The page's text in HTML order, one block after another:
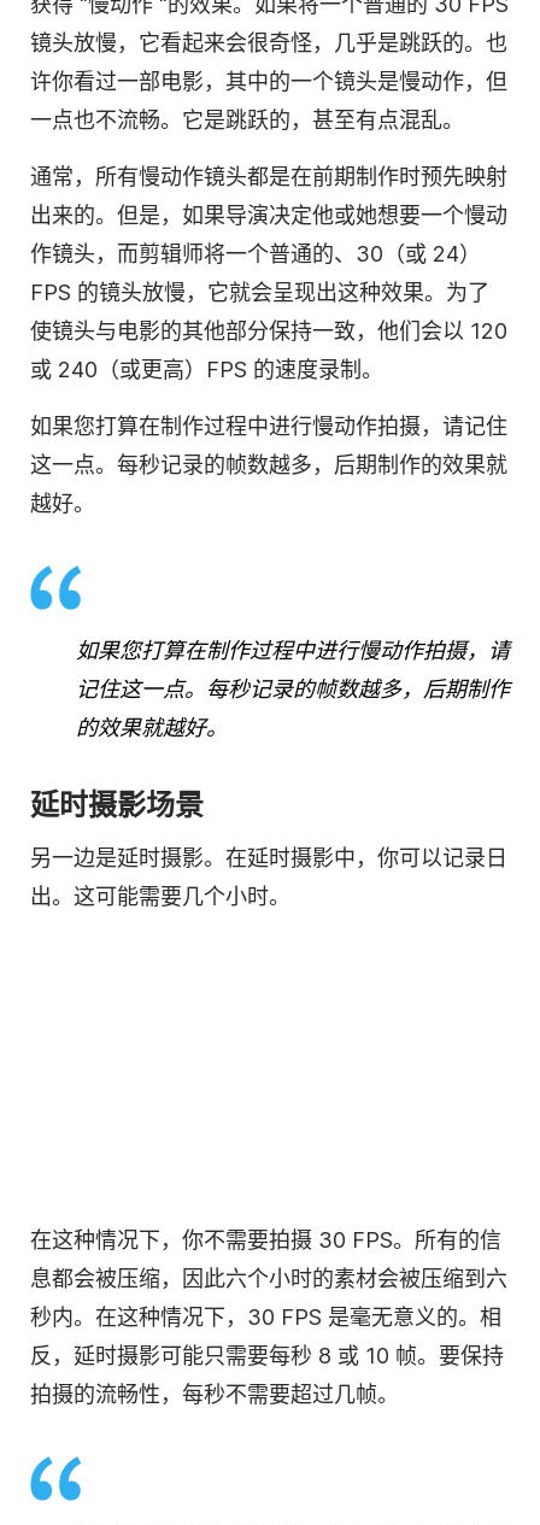
镜头放慢，它看起来会很奇怪，几乎是跳跃的。也
许你看过一部电影，其中的一个镜头是慢动作，但
一点也不流畅。它是跳跃的，甚至有点混乱。
通常，所有慢动作镜头都是在前期制作时预先映射
出来的。但是，如果导演决定他或她想要一个慢动
作镜头，而剪辑师将一个普通的、30（或 24）
FPS 的镜头放慢，它就会呈现出这种效果。为了
使镜头与电影的其他部分保持一致，他们会以 120
或 240（或更高）FPS 的速度录制。
如果您打算在制作过程中进行慢动作拍摄，请记住
这一点。每秒记录的帧数越多，后期制作的效果就
越好。
如果您打算在制作过程中进行慢动作拍摄，请
记住这一点。每秒记录的帧数越多，后期制作
的效果就越好。
延时摄影场景
另一边是延时摄影。在延时摄影中，你可以记录日
出。这可能需要几个小时。
在这种情况下，你不需要拍摄 30 FPS。所有的信
息都会被压缩，因此六个小时的素材会被压缩到六
秒内。在这种情况下，30 FPS 是毫无意义的。相
反，延时摄影可能只需要每秒 8 或 10 帧。要保持
拍摄的流畅性，每秒不需要超过几帧。